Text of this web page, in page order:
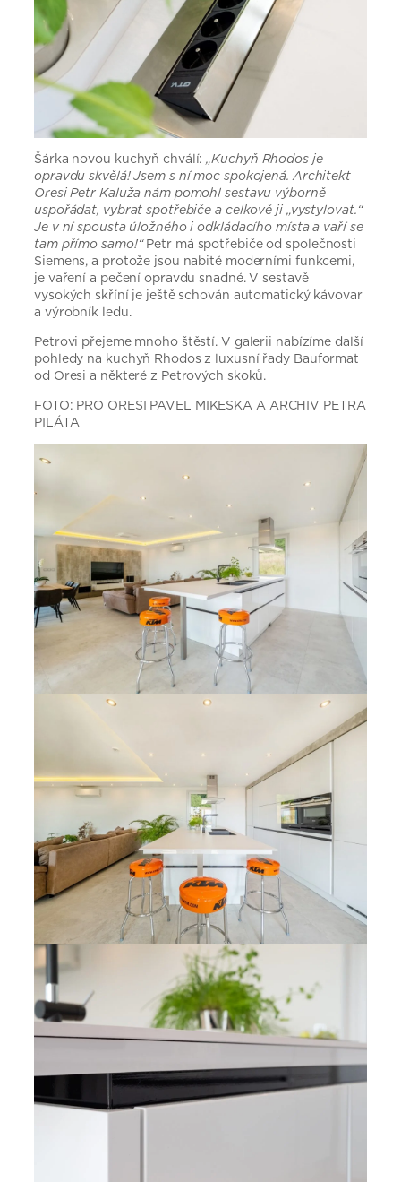
Šárka novou kuchyň chválí:„Kuchyň Rhodos je
opravdu skvělá! Jsem s ní moc spokojená. Architekt
Oresi Petr Kaluža nám pomohl sestavu výborně
uspořádat, vybrat spotřebiče a celkově ji „vystylovat.“
Je v ní spousta úložného i odkládacího místa a vaří se
tam přímo samo!“Petr má spotřebiče od společnosti
Siemens, a protože jsou nabité moderními funkcemi,
je vaření a pečení opravdu snadné. V sestavě
vysokých skříní je ještě schován automatický kávovar
a výrobník ledu.
Petrovi přejeme mnoho štěstí. V galerii nabízíme další
pohledy na kuchyň Rhodos z luxusní řady Bauformat
od Oresi a některé z Petrových skoků.
FOTO: PRO ORESI PAVEL MIKESKA A ARCHIV PETRA
PILÁTA